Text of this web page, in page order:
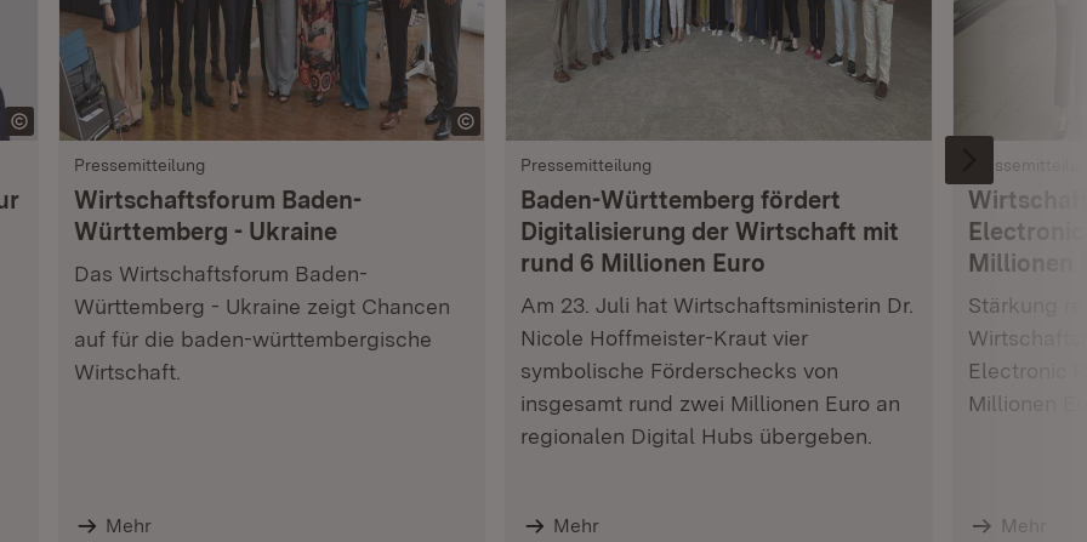
Pressemitteilung
Wirtschaftsforum Baden-
Württemberg - Ukraine
Das Wirtschaftsforum Baden-
Württemberg - Ukraine zeigt Chancen
auf für die baden-württembergische
Wirtschaft.
Mehr
Pressemitteilung
Baden-Württemberg fördert
Digitalisierung der Wirtschaft mit
rund 6 Millionen Euro
Am 23. Juli hat Wirtschaftsministerin Dr.
Nicole Hoffmeister-Kraut vier
symbolische Förderschecks von
insgesamt rund zwei Millionen Euro an
regionalen Digital Hubs übergeben.
Mehr
Millionen
Stärkung
Electronic
Millionen
Mehr